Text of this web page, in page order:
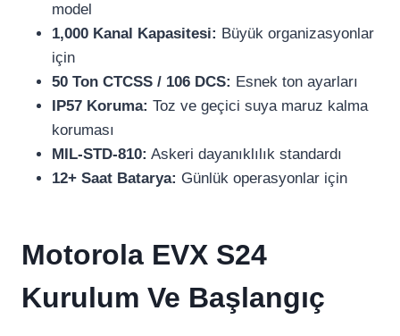
model
1,000 Kanal Kapasitesi: Büyük organizasyonlar
için
50 Ton CTCSS / 106 DCS: Esnek ton ayarları
IP57 Koruma: Toz ve geçici suya maruz kalma
koruması
MIL-STD-810: Askeri dayanıklılık standardı
12+ Saat Batarya: Günlük operasyonlar için
Motorola EVX S24
Kurulum Ve Başlangıç